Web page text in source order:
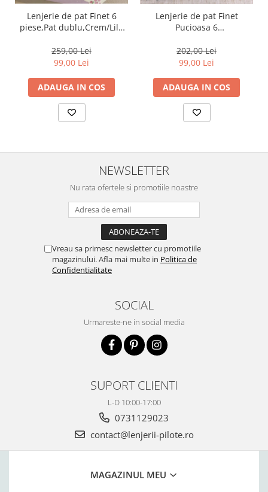
Lenjerie de pat Finet 6
piese,Pat dublu,Crem/Lila
259,00 Lei
99,00 Lei
ADAUGA IN COS
Lenjerie de pat Finet
Pucioasa 6
202,00 Lei
99,00 Lei
ADAUGA IN COS
NEWSLETTER
Nu rata ofertele si promotiile noastre
Vreau sa primesc newsletter cu promotiile
magazinului. Afla mai multe in Politica de
Confidentialitate
SOCIAL
Urmareste-ne in social media
SUPORT CLIENTI
L-D 10:00-17:00
0731129023
contact@lenjerii-pilote.ro
MAGAZINUL MEU